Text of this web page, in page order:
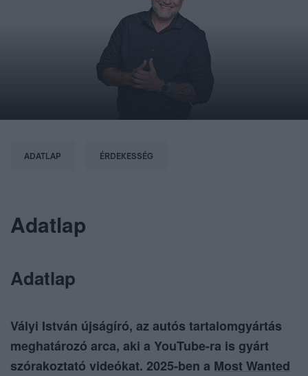
ADATLAP ÉRDEKESSÉG
Adatlap
Adatlap
Vályi István újságíró, az autós tartalomgyártás
meghatározó arca, aki a YouTube-ra is gyárt
szórakoztató videókat. 2025-ben a Most Wanted